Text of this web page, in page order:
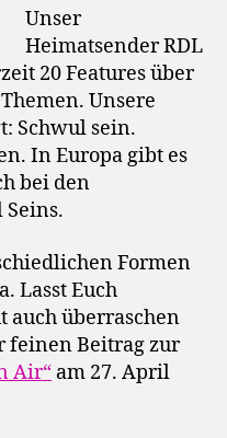
Unser
Heimatsender RDL
20 Features über
Unsere
Schwul sein.
In Europa gibt es
bei den
Formen
Lasst Euch
überraschen
feinen Beitrag zur
Air“ am 27. April